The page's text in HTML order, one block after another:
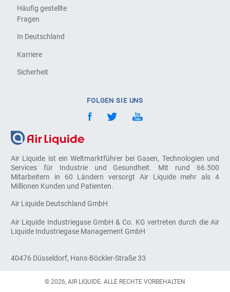
Air Liquide ist ein Weltmarktführer bei Gasen, Technologien und
Services für Industrie und Gesundheit. Mit rund 66.500
Mitarbeitern in 60 Ländern versorgt Air Liquide mehr als 4
Millionen Kunden und Patienten.
Air Liquide Deutschland GmbH
Air Liquide Industriegase GmbH & Co. KG vertreten durch die Air
Liquide Industriegase Management GmbH
40476 Düsseldorf, Hans-Böckler-Straße 33
Häufig gestellte
Fragen
In Deutschland
Karriere
Sicherheit
FOLGEN SIE UNS
© 2026, AIR LIQUIDE. ALLE RECHTE VORBEHALTEN